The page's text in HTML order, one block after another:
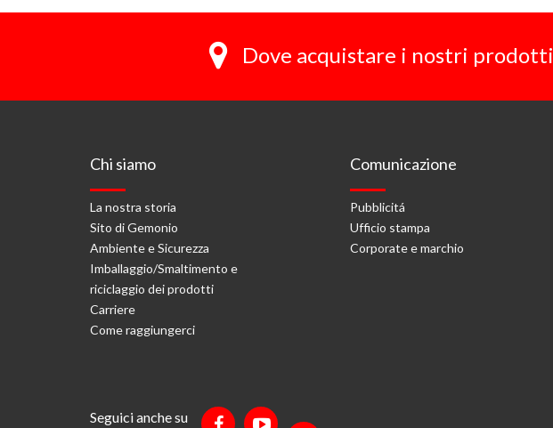
Dove acquistare i nostri prodotti
Chi siamo
La nostra storia
Sito di Gemonio
Ambiente e Sicurezza
Imballaggio/Smaltimento e
riciclaggio dei prodotti
Carriere
Come raggiungerci
Comunicazione
Pubblicitá
Ufficio stampa
Corporate e marchio
Seguici anche su